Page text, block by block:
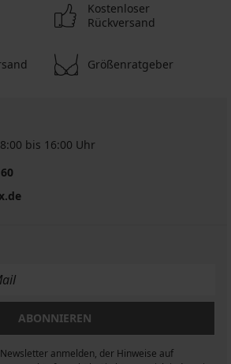
Kostenloser
Rückversand
Größenratgeber
bis 16:00 Uhr
ABONNIEREN
anmelden, der Hinweise auf